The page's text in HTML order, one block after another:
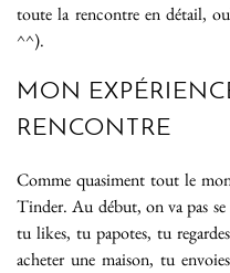
toute la rencontre en détail,
^^).
MON
RENCONTRE
Comme quasiment tout le
Tinder. Au début, on va pas
tu likes, tu papotes, tu
acheter une maison, tu